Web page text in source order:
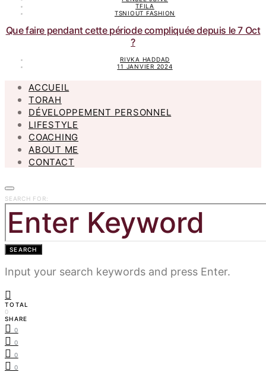
TFILA
TSNIOUT FASHION
Que faire pendant cette période compliquée depuis le 7 Oct
?
RIVKA HADDAD
11 JANVIER 2024
ACCUEIL
TORAH
DÉVELOPPEMENT PERSONNEL
LIFESTYLE
COACHING
ABOUT ME
CONTACT
SEARCH FOR:
SEARCH
Input your search keywords and press Enter.
TOTAL
0
SHARE
0
0
0
0